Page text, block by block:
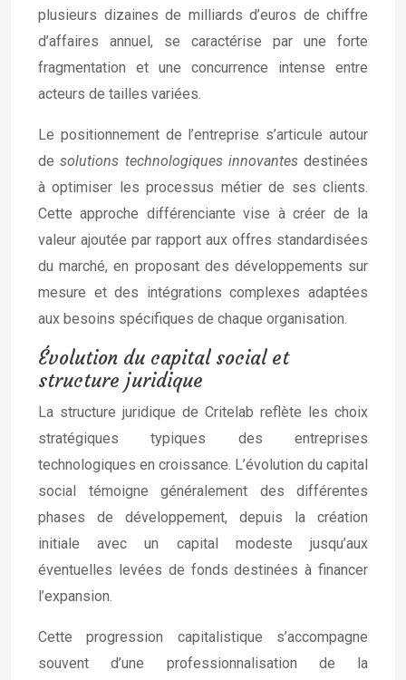
plusieurs dizaines de milliards d’euros de chiffre
d’affaires annuel, se caractérise par une forte
fragmentation et une concurrence intense entre
acteurs de tailles variées.
Le positionnement de l’entreprise s’articule autour
desolutions technologiques innovantes destinées
à optimiser les processus métier de ses clients.
Cette approche différenciante vise à créer de la
valeur ajoutée par rapport aux offres standardisées
du marché, en proposant des développements sur
mesure et des intégrations complexes adaptées
aux besoins spécifiques de chaque organisation.
Évolution du capital social et
structure juridique
La structure juridique de Critelab reflète les choix
stratégiques typiques des entreprises
technologiques en croissance. L’évolution du capital
social témoigne généralement des différentes
phases de développement, depuis la création
initiale avec un capital modeste jusqu’aux
éventuelles levées de fonds destinées à financer
l’expansion.
Cette progression capitalistique s’accompagne
souvent d’une professionnalisation de la